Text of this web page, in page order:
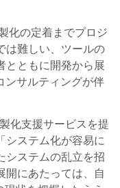
化の定着までプロジ
は難しい、ツールの
とともに開発から展
ンサルティングが伴
化支援サービスを提
システム化が容易に
システムの乱立を招
開にあたっては、自